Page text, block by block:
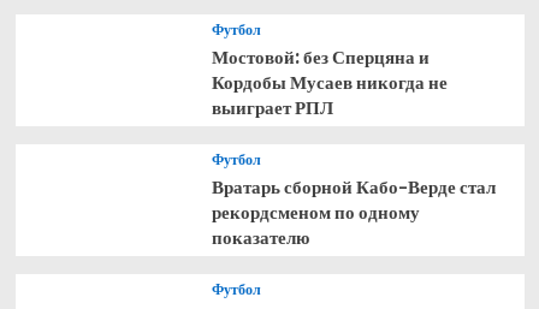
Футбол
Мостовой: без Сперцяна и
Кордобы Мусаев никогда не
выиграет РПЛ
Футбол
Вратарь сборной Кабо-Верде стал
рекордсменом по одному
показателю
Футбол